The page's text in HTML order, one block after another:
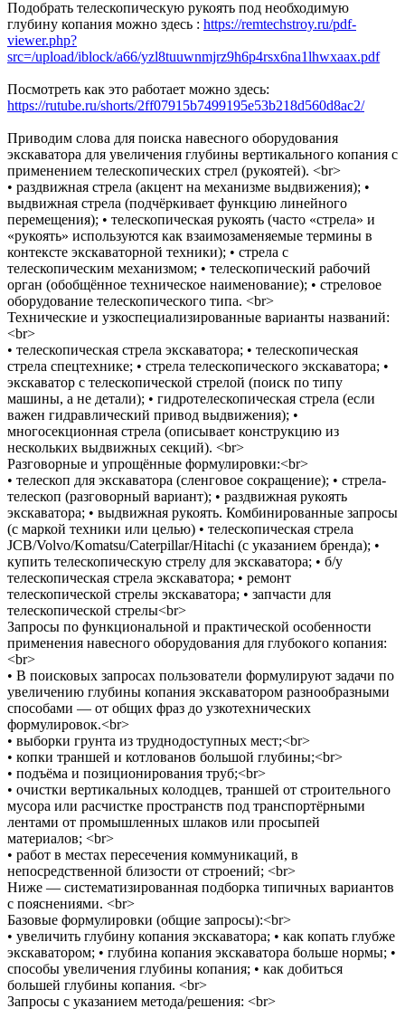
Подобрать телескопическую рукоять под необходимую
глубину копания можно здесь : https://remtechstroy.ru/pdf-
viewer.php?
src=/upload/iblock/a66/yzl8tuuwnmjrz9h6p4rsx6na1lhwxaax.pdf
Посмотреть как это работает можно здесь:
https://rutube.ru/shorts/2ff07915b7499195e53b218d560d8ac2/
Приводим слова для поиска навесного оборудования
экскаватора для увеличения глубины вертикального копания с
применением телескопических стрел (рукоятей). <br>
• раздвижная стрела (акцент на механизме выдвижения); •
выдвижная стрела (подчёркивает функцию линейного
перемещения); • телескопическая рукоять (часто «стрела» и
«рукоять» используются как взаимозаменяемые термины в
контексте экскаваторной техники); • стрела с
телескопическим механизмом; • телескопический рабочий
орган (обобщённое техническое наименование); • стреловое
оборудование телескопического типа. <br>
Технические и узкоспециализированные варианты названий:
<br>
• телескопическая стрела экскаватора; • телескопическая
стрела спецтехнике; • стрела телескопического экскаватора; •
экскаватор с телескопической стрелой (поиск по типу
машины, а не детали); • гидротелескопическая стрела (если
важен гидравлический привод выдвижения); •
многосекционная стрела (описывает конструкцию из
нескольких выдвижных секций). <br>
Разговорные и упрощённые формулировки:<br>
• телескоп для экскаватора (сленговое сокращение); • стрела-
телескоп (разговорный вариант); • раздвижная рукоять
экскаватора; • выдвижная рукоять. Комбинированные запросы
(с маркой техники или целью) • телескопическая стрела
JCB/Volvo/Komatsu/Caterpillar/Hitachi (с указанием бренда); •
купить телескопическую стрелу для экскаватора; • б/у
телескопическая стрела экскаватора; • ремонт
телескопической стрелы экскаватора; • запчасти для
телескопической стрелы<br>
Запросы по функциональной и практической особенности
применения навесного оборудования для глубокого копания:
<br>
• В поисковых запросах пользователи формулируют задачи по
увеличению глубины копания экскаватором разнообразными
способами — от общих фраз до узкотехнических
формулировок.<br>
• выборки грунта из труднодоступных мест;<br>
• копки траншей и котлованов большой глубины;<br>
• подъёма и позиционирования труб;<br>
• очистки вертикальных колодцев, траншей от строительного
мусора или расчистке пространств под транспортёрными
лентами от промышленных шлаков или просыпей
материалов; <br>
• работ в местах пересечения коммуникаций, в
непосредственной близости от строений; <br>
Ниже — систематизированная подборка типичных вариантов
с пояснениями. <br>
Базовые формулировки (общие запросы):<br>
• увеличить глубину копания экскаватора; • как копать глубже
экскаватором; • глубина копания экскаватора больше нормы; •
способы увеличения глубины копания; • как добиться
большей глубины копания. <br>
Запросы с указанием метода/решения: <br>